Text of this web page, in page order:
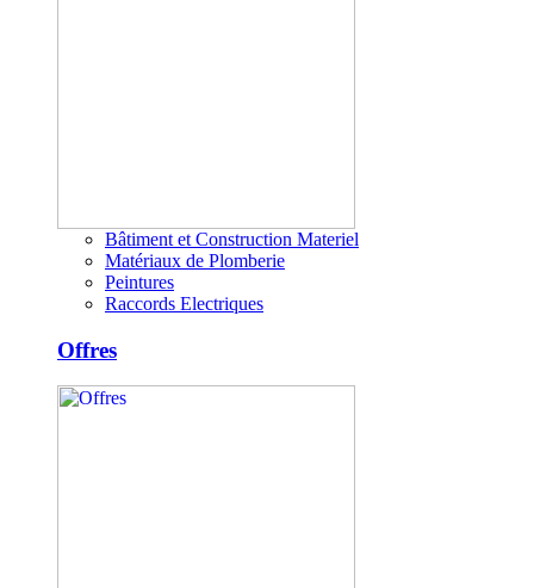
Bâtiment et Construction Materiel
Matériaux de Plomberie
Peintures
Raccords Electriques
Offres